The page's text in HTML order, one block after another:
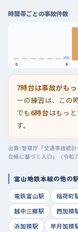
時間帯ごとの事故件数
0 6
7時台は事故がもっ
ーの練習は、この
でも 6時台はもっ
す。
出典: 警察庁「交通事故統
台帳に基づく人口」（令和
富山地鉄本線の他の
電鉄富山駅 稲荷町
越中三郷駅
西加積
浜加積駅
早月加積